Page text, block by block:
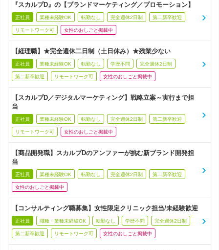
『スカルプD』の【ブランドマーケティング／プロモーション】
正社員 業種未経験OK 転勤なし 完全週休2日制 第二新卒歓迎
リモートワーク可 女性のおしごと掲載中
【経理職】★完全週休二日制（土日休み）★残業少ない
正社員 業種未経験OK 転勤なし 学歴不問 完全週休2日制
第二新卒歓迎 リモートワーク可 女性のおしごと掲載中
【スカルプD／デジタルマーケティング】戦略立案～実行まで担
当
正社員 業種未経験OK 転勤なし 完全週休2日制 第二新卒歓迎
リモートワーク可 女性のおしごと掲載中
【商品開発職】スカルプDのアンファーが挑む新ブランド開発担
当
正社員 業種未経験OK 転勤なし 完全週休2日制 第二新卒歓迎
女性のおしごと掲載中
【コンサルティング職募集】女性限定クリニック担当/未経験歓迎
正社員 職種・業種未経験OK 転勤なし 学歴不問 完全週休2日制
第二新卒歓迎 リモートワーク可 女性のおしごと掲載中